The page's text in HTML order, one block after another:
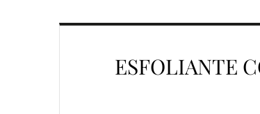
ESFOLIANTE